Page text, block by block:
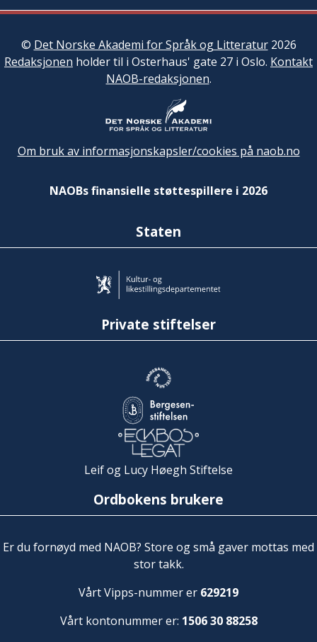
© Det Norske Akademi for Språk og Litteratur2026
Redaksjonen holder til i Osterhaus' gate 27 i Oslo. Kontakt
NAOB-redaksjonen.
Om bruk av informasjonskapsler/cookies på naob.no
NAOBs finansielle støttespillere i 2026
Staten
Private stiftelser
Leif og Lucy Høegh Stiftelse
Ordbokens brukere
Er du fornøyd med NAOB? Store og små gaver mottas med
stor takk.
Vårt Vipps-nummer er 629219
Vårt kontonummer er: 1506 30 88258